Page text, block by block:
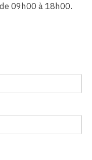
09h00 à 18h00.